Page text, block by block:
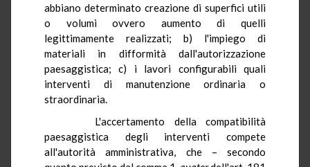
abbiano determinato creazione di superfici utili
o volumi ovvero aumento di quelli
legittimamente realizzati; b) l'impiego di
materiali in difformità dall'autorizzazione
paesaggistica; c) i lavori configurabili quali
interventi di manutenzione ordinaria o
straordinaria.
L'accertamento della compatibilità
paesaggistica degli interventi compete
all'autorità amministrativa, che – secondo